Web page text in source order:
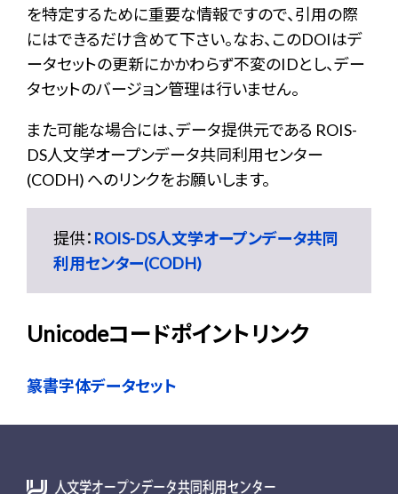
を特定するために重要な情報ですので、引用の際
にはできるだけ含めて下さい。なお、このDOIはデ
ータセットの更新にかかわらず不変のIDとし、デー
タセットのバージョン管理は行いません。
また可能な場合には、データ提供元である ROIS-
DS人文学オープンデータ共同利用センター
(CODH) へのリンクをお願いします。
提供： ROIS-DS人文学オープンデータ共同
利用センター(CODH)
Unicodeコードポイントリンク
篆書字体データセット